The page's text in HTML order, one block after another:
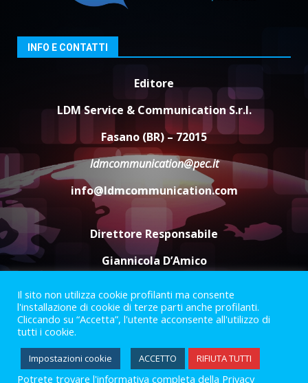
3
Fasanese ferito a colpi di arma
6 Agosto 2026 18:13
Carta d’identità: continua il piano
di aperture straordinarie del
Comune di Fasano
6 Agosto 2026 14:16
Grazia Neglia, coordinatrice
cittadina di Fratelli d’Italia,
pronta a tornare in Consiglio
comunale
6 Agosto 2026 08:00
INFO E CONTATTI
Editore
LDM Service & Communication S.r.l.
Fasano (BR) – 72015
ldmcommunication@pec.it
info@ldmcommunication.com
Direttore Responsabile
Giannicola D’Amico
Termini e Condizioni
Privacy Policy
Informazioni Legali
Facebook
Instagram
Youtube
Il sito non utilizza cookie profilanti ma consente
l'installazione di cookie di terze parti anche profilanti.
Cliccando su “Accetta”, l'utente acconsente all'utilizzo di
tutti i cookie.
Impostazioni cookie ACCETTO RIFIUTA TUTTI
Potrete trovare l'informativa completa della Privacy